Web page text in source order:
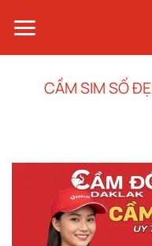
qua
CẦM SIM SỐ